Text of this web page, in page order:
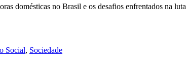
domésticas no Brasil e os desafios enfrentados na
Social, Sociedade